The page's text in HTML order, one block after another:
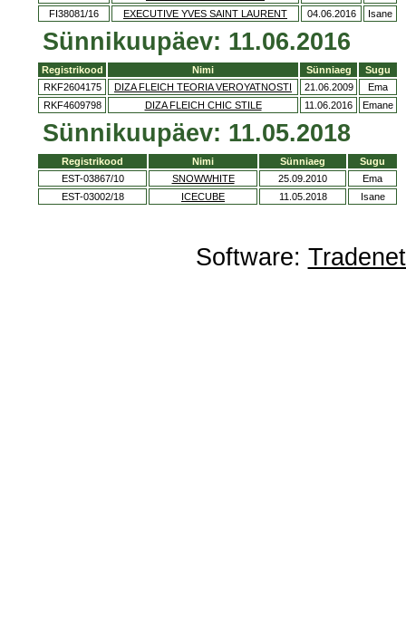
FI38081/16
EXECUTIVE YVES SAINT LAURENT 04.06.2016 Isane
Sünnikuupäev: 11.06.2016
Registrikood Nimi Sünniaeg
Sugu
RKF2604175
DIZA FLEICH TEORIA VEROYATNOSTI 21.06.2009
Ema
RKF4609798
DIZA FLEICH CHIC STILE 11.06.2016 Emane
Sünnikuupäev: 11.05.2018
Registrikood Nimi Sünniaeg
Sugu
EST-03867/10
SNOWWHITE 25.09.2010
Ema
EST-03002/18
ICECUBE 11.05.2018 Isane
Software: